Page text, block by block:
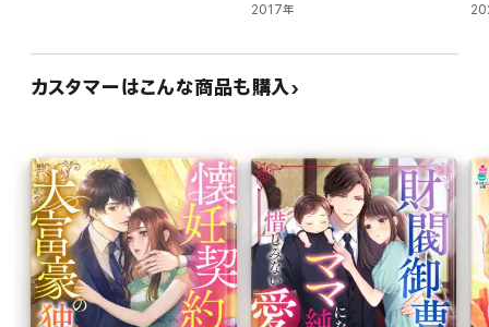
2017年
カスタマーはこんな商品も購入